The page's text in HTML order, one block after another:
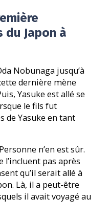
du Japon à
Nobunaga jusqu’à
dernière mène
Yasuke est allé se
le fils fut
de Yasuke en tant
n’en est sûr.
l’incluent pas après
qu’il serait allé à
Là, il a peut-être
il avait voyagé au